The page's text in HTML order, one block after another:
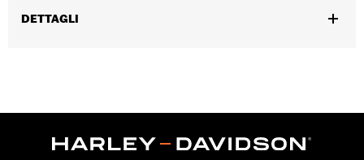
DETTAGLI
GARANZIA:1 year limited warranty – Go towww.h-